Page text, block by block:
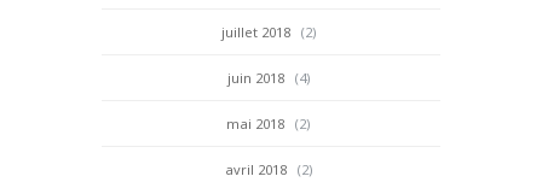
juillet 2018 (2)
juin 2018 (4)
mai 2018 (2)
avril 2018 (2)